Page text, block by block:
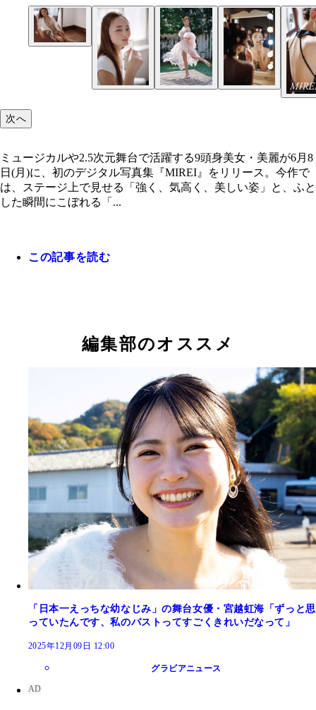
次へ
ミュージカルや2.5次元舞台で活躍する9頭身美女・美麗が6月8
日(月)に、初のデジタル写真集『MIREI』をリリース。今作で
は、ステージ上で見せる「強く、気高く、美しい姿」と、ふと
した瞬間にこぼれる「...
この記事を読む
編集部のオススメ
「日本一えっちな幼なじみ」の舞台女優・宮越虹海「ずっと思
っていたんです、私のバストってすごくきれいだなって」
2025年12月09日 12:00
グラビアニュース